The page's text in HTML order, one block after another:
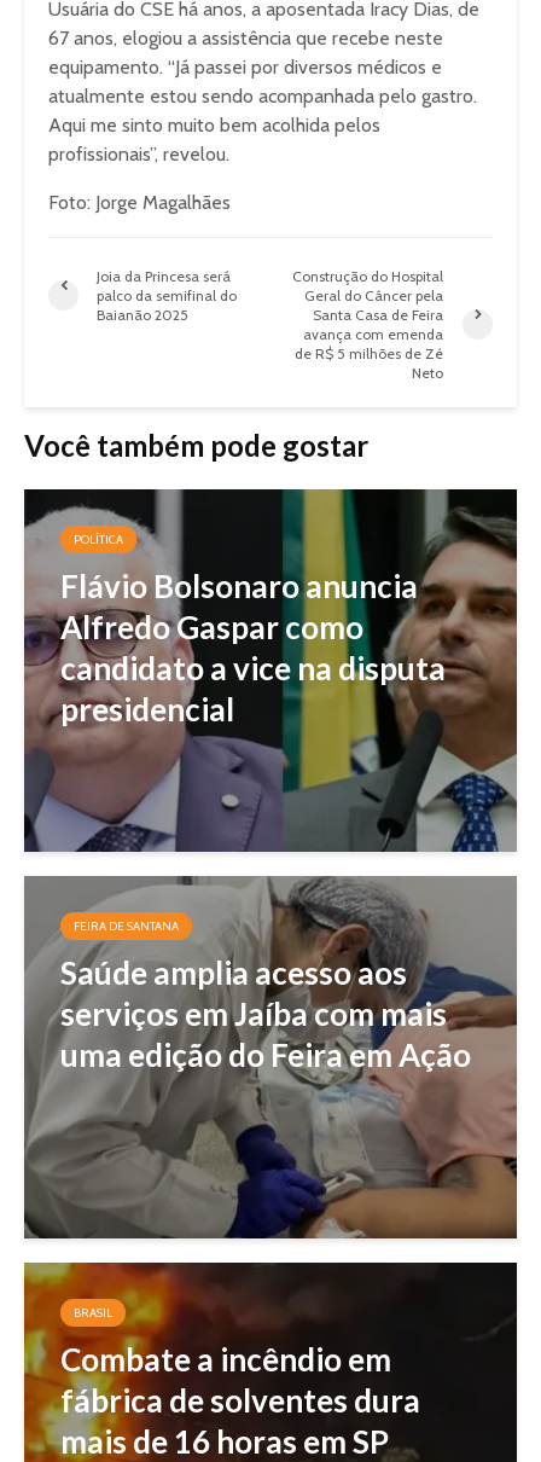
Usuária do CSE há anos, a aposentada Iracy Dias, de
67 anos, elogiou a assistência que recebe neste
equipamento. “Já passei por diversos médicos e
atualmente estou sendo acompanhada pelo gastro.
Aqui me sinto muito bem acolhida pelos
profissionais”, revelou.
Foto: Jorge Magalhães
Joia da Princesa será
palco da semifinal do
Baianão 2025
Construção do Hospital
Geral do Câncer pela
Santa Casa de Feira
avança com emenda
de R$ 5 milhões de Zé
Neto
Você também pode gostar
POLÍTICA
Flávio Bolsonaro anuncia
Alfredo Gaspar como
candidato a vice na disputa
presidencial
FEIRA DE SANTANA
Saúde amplia acesso aos
serviços em Jaíba com mais
uma edição do Feira em Ação
BRASIL
Combate a incêndio em
fábrica de solventes dura
mais de 16 horas em SP